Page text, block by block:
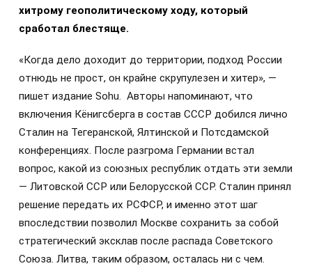
хитрому геополитическому ходу, который
сработал блестяще.
«Когда дело доходит до территории, подход России
отнюдь не прост, он крайне скрупулезен и хитер», —
пишет издание Sohu. Авторы напоминают, что
включения Кёнигсберга в состав СССР добился лично
Сталин на Тегеранской, Ялтинской и Потсдамской
конференциях. После разгрома Германии встал
вопрос, какой из союзных республик отдать эти земли
— Литовской ССР или Белорусской ССР. Сталин принял
решение передать их РСФСР, и именно этот шаг
впоследствии позволил Москве сохранить за собой
стратегический эксклав после распада Советского
Союза. Литва, таким образом, осталась ни с чем.